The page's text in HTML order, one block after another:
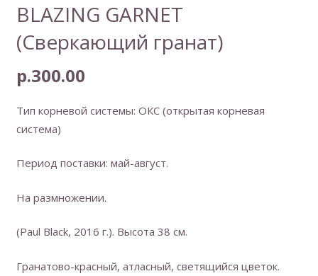
BLAZING GARNET
(Сверкающий гранат)
р.300.00
Тип корневой системы: ОКС (открытая корневая
система)
Период поставки: май-август.
На размножении.
(Paul Black, 2016 г.). Высота 38 см.
Гранатово-красный, атласный, светящийся цветок.